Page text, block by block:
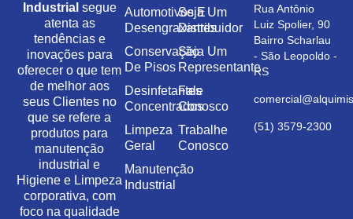
Industrial segue
atenta as
tendências e
inovações para
oferecer o que tem
de melhor aos
seus Clientes no
que se refere a
produtos para
manutenção
industrial e
Higiene e Limpeza
corporativa, com
foco na qualidade
Automotivos E
Desengraxantes
Conservação
De Pisos
Desinfetantes
Concentrados
Limpeza
Geral
Manutenção
Industrial
Seja Um
Distribuidor
Seja Um
Representante
Fale
Conosco
Trabalhe
Conosco
Rua Antônio
Luiz Spolier, 90
Bairro Scharlau
- São Leopoldo -
RS
(51) 3579-2300